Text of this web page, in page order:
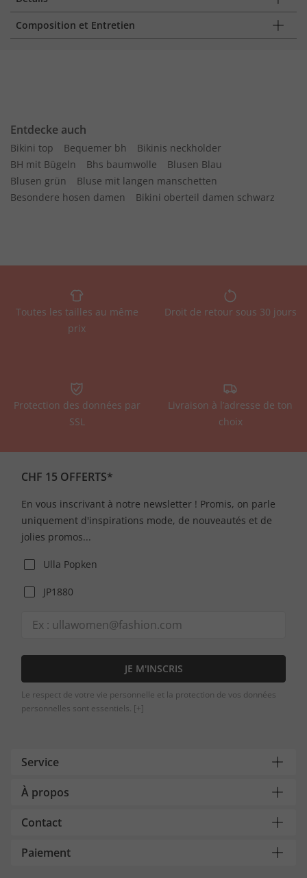
Composition et Entretien
Entdecke auch
Bikini top Bequemer bh
Bikinis neckholder
BH mit Bügeln
Bhs baumwolle
Blusen Blau
Blusen grün
Bluse mit langen manschetten
Besondere hosen damen
Bikini oberteil damen schwarz
Toutes les tailles au même
prix
Droit de retour sous 30 jours
Protection des données par
SSL
Livraison à l’adresse de ton
choix
CHF 15 OFFERTS*
En vous inscrivant à notre newsletter ! Promis, on parle
uniquement d'inspirations mode, de nouveautés et de
jolies promos...
Ulla Popken
JP1880
JE M'INSCRIS
Le respect de votre vie personnelle et la protection de vos données
personnelles sont essentiels. [+]
Service
À propos
Contact
Paiement